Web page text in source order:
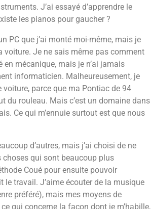
J’ai essayé d’apprendre le
les pianos pour gaucher ?
PC que j’ai monté moi-même, mais je
voiture. Je ne sais même pas comment
en mécanique, mais je n’ai jamais
informaticien. Malheureusement, je
parce que ma Pontiac de 94
du rouleau. Mais c’est un domaine dans
Ce qui m’ennuie surtout est que nous
d’autres, mais j’ai choisi de ne
choses qui sont beaucoup plus
Coué pour ensuite pouvoir
le travail. J’aime écouter de la musique
préféré), mais mes moyens de
qui concerne la façon dont je m’habille,